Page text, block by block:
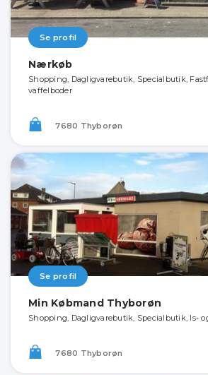
Se profil
Nærkøb
Shopping, Dagligvarebutik, Specialbutik,
vaffelboder
7680 Thyborøn
Se profil
Min Købmand Thyborøn
Shopping, Dagligvarebutik, Specialbutik, Is-
7680 Thyborøn